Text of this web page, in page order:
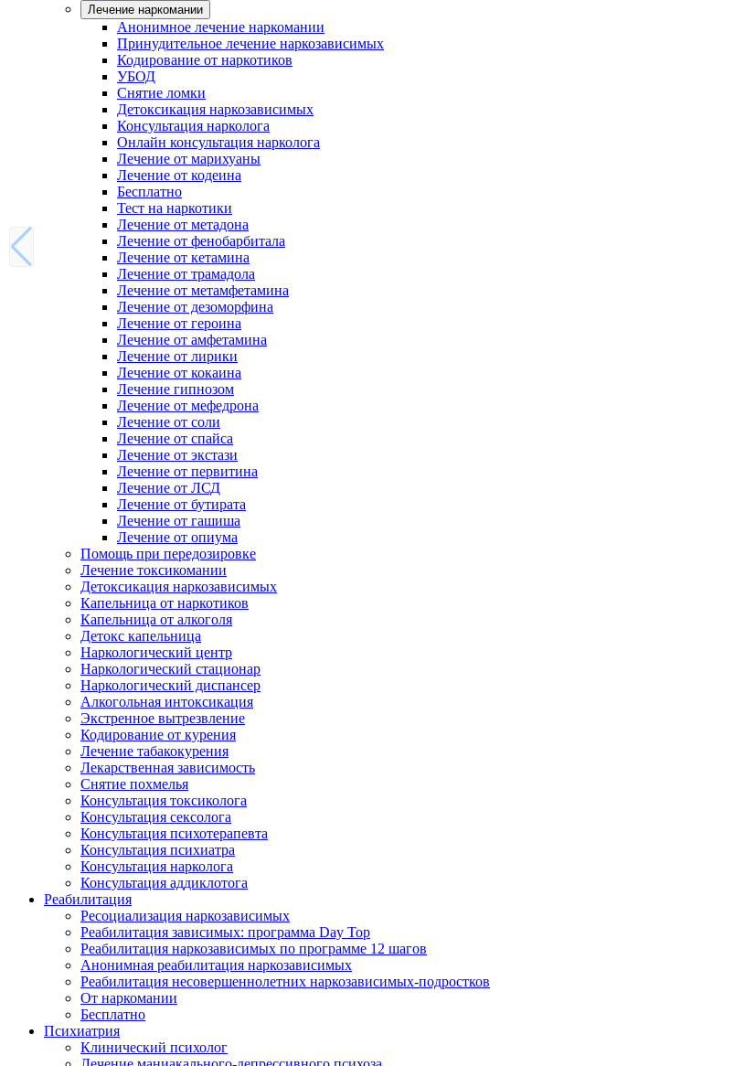
Лечение наркомании
Анонимное лечение наркомании
Принудительное лечение наркозависимых
Кодирование от наркотиков
УБОД
Снятие ломки
Детоксикация наркозависимых
Консультация нарколога
Онлайн консультация нарколога
Лечение от марихуаны
Лечение от кодеина
Бесплатно
Тест на наркотики
Лечение от метадона
Лечение от фенобарбитала
Лечение от кетамина
Лечение от трамадола
Лечение от метамфетамина
Лечение от дезоморфина
Лечение от героина
Лечение от амфетамина
Лечение от лирики
Лечение от кокаина
Лечение гипнозом
Лечение от мефедрона
Лечение от соли
Лечение от спайса
Лечение от экстази
Лечение от первитина
Лечение от ЛСД
Лечение от бутирата
Лечение от гашиша
Лечение от опиума
Помощь при передозировке
Лечение токсикомании
Детоксикация наркозависимых
Капельница от наркотиков
Капельница от алкоголя
Детокс капельница
Наркологический центр
Наркологический стационар
Наркологический диспансер
Алкогольная интоксикация
Экстренное вытрезвление
Кодирование от курения
Лечение табакокурения
Лекарственная зависимость
Снятие похмелья
Консультация токсиколога
Консультация сексолога
Консультация психотерапевта
Консультация психиатра
Консультация нарколога
Консультация аддиклотога
Реабилитация
Ресоциализация наркозависимых
Реабилитация зависимых: программа Day Top
Реабилитация наркозависимых по программе 12 шагов
Анонимная реабилитация наркозависимых
Реабилитация несовершеннолетних наркозависимых-подростков
От наркомании
Бесплатно
Психиатрия
Клинический психолог